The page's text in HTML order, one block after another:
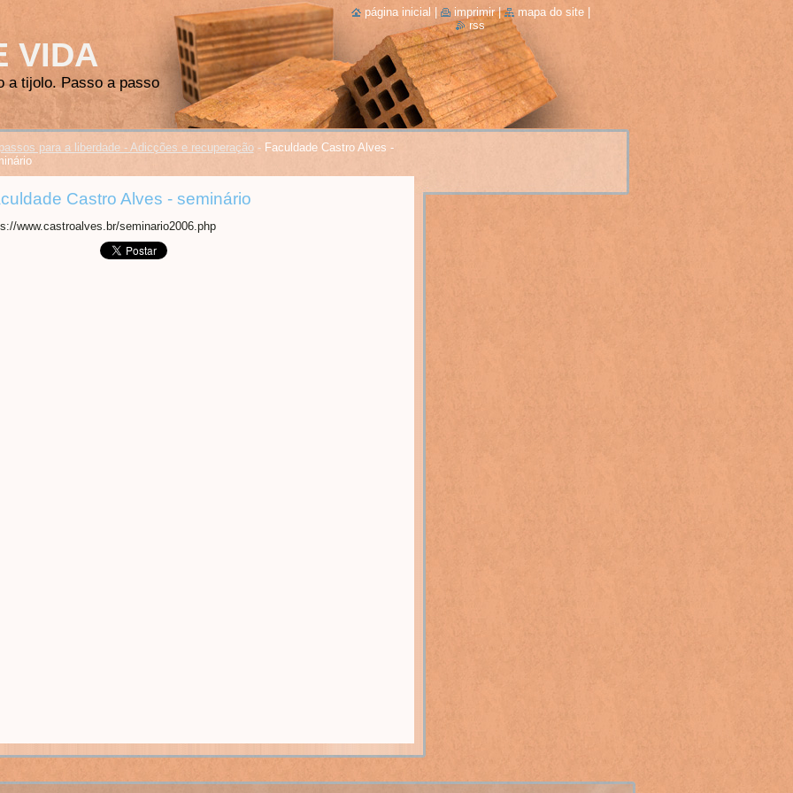
VIDA
a tijolo. Passo a passo
para a liberdade - Adicções e recuperação - Faculdade Castro Alves -
Castro Alves - seminário
www.castroalves.br/seminario2006.php
página inicial imprimir | mapa do site
rss